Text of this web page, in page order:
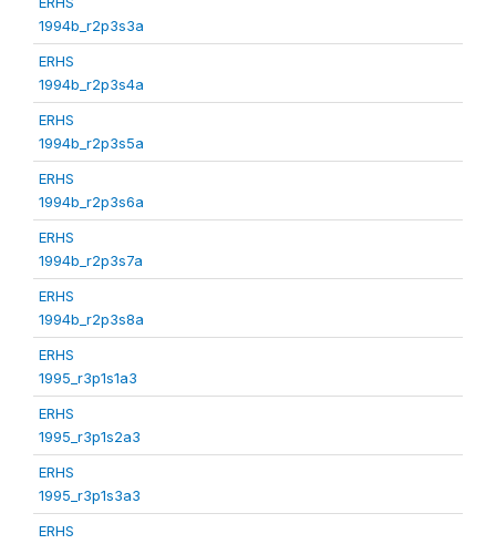
1994b_r2p3s3a
ERHS
1994b_r2p3s4a
ERHS
1994b_r2p3s5a
ERHS
1994b_r2p3s6a
ERHS
1994b_r2p3s7a
ERHS
1994b_r2p3s8a
ERHS
1995_r3p1s1a3
ERHS
1995_r3p1s2a3
ERHS
1995_r3p1s3a3
ERHS